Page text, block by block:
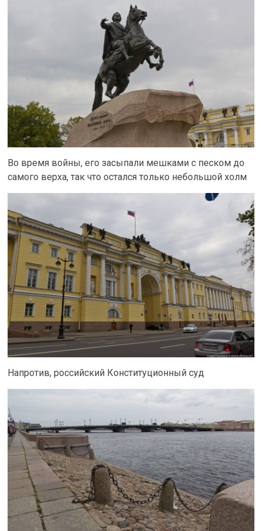
Во время войны, его засыпали мешками с песком до
самого верха, так что остался только небольшой холм
Напротив, российский Конституционный суд